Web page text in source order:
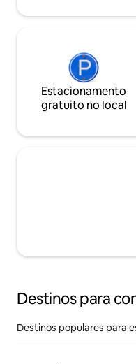
Estacionamento
gratuito no local
Destinos para
Destinos populares para